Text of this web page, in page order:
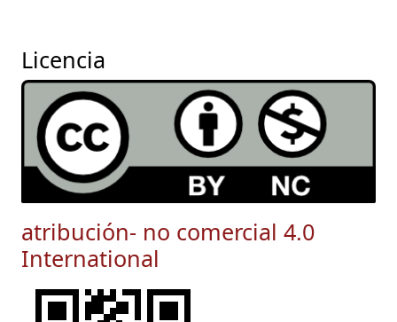
Licencia
atribución- no comercial 4.0
International